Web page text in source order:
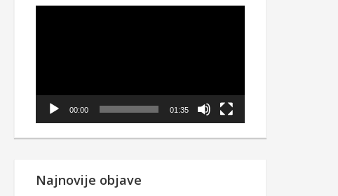
00:00 01:35
Najnovije objave